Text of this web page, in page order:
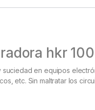
hkr
en equipos
etc. Sin maltratar los